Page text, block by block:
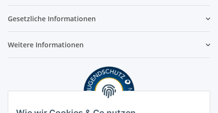
Gesetzliche Informationen
Weitere Informationen